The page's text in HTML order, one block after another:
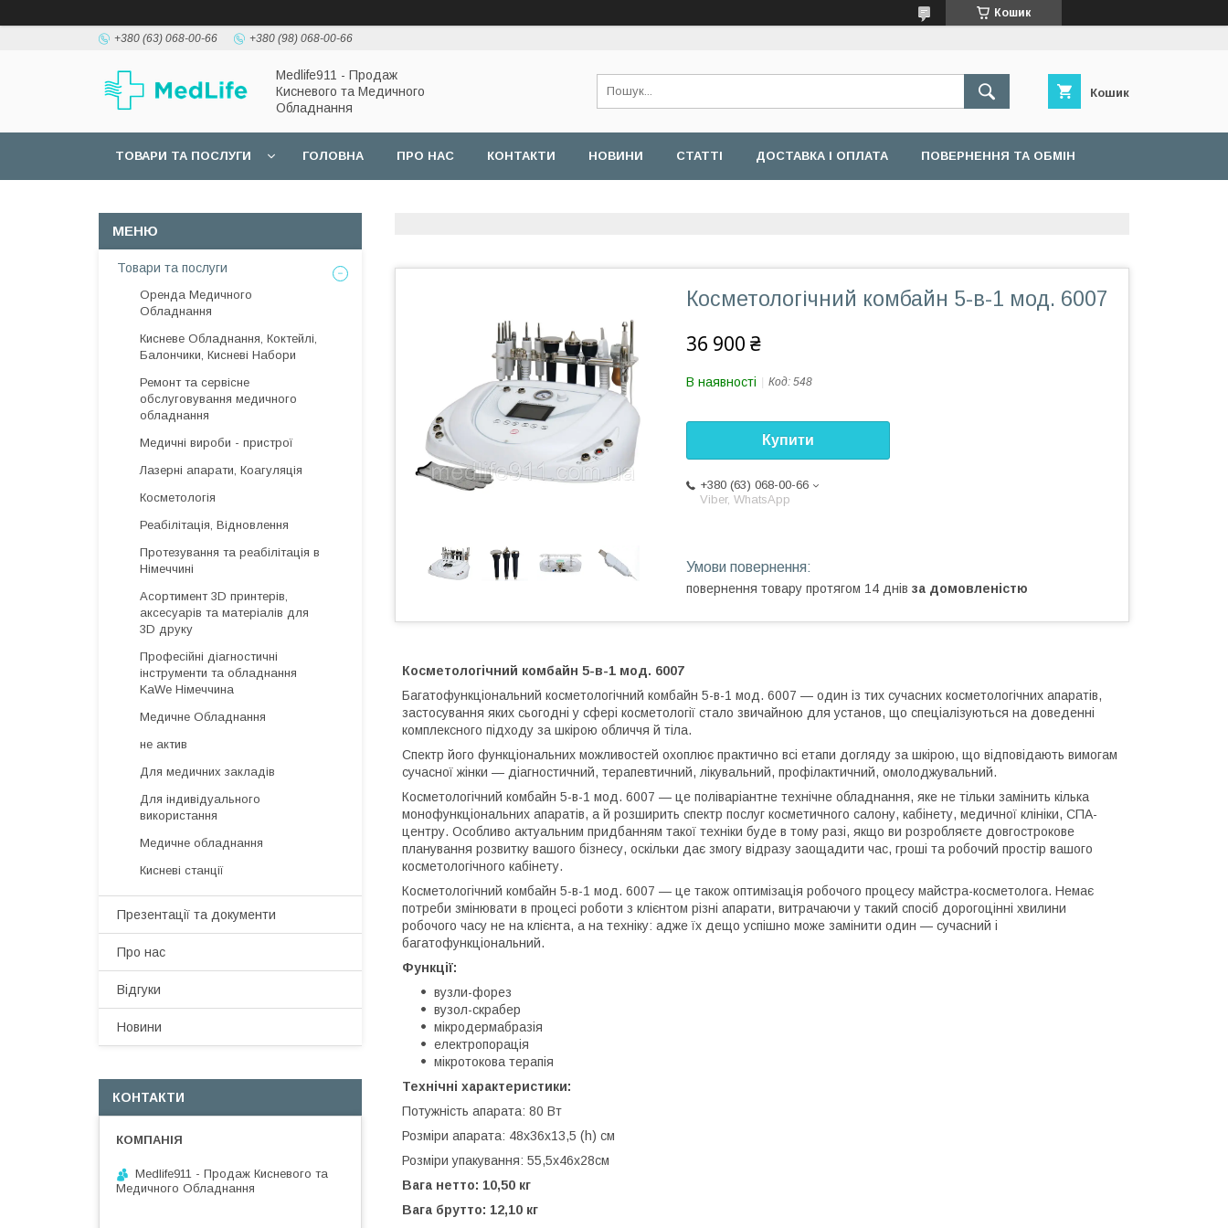
Кошик
+380 (63) 068-00-66 +380 (98) 068-00-66
Medlife911 - Продаж
Кисневого та Медичного
Обладнання
Кошик
ТОВАРИ ТА ПОСЛУГИ ГОЛОВНА ПРО НАС КОНТАКТИ НОВИНИ СТАТТІ ДОСТАВКА І ОПЛАТА ПОВЕРНЕННЯ ТА ОБМІН
Косметологічний комбайн 5-в-1 мод. 6007
36 900 ₴
В наявності Код: 548
Купити
+380 (63) 068-00-66
Viber, WhatsApp
повернення товару протягом 14 днів за домовленістю
Косметологічний комбайн 5-в-1 мод. 6007
Багатофункціональний косметологічний комбайн 5-в-1 мод. 6007 — один із тих сучасних косметологічних апаратів,
застосування яких сьогодні у сфері косметології стало звичайною для установ, що спеціалізуються на доведенні
комплексного підходу за шкірою обличчя й тіла.
Спектр його функціональних можливостей охоплює практично всі етапи догляду за шкірою, що відповідають вимогам
сучасної жінки — діагностичний, терапевтичний, лікувальний, профілактичний, омолоджувальний.
Косметологічний комбайн 5-в-1 мод. 6007 — це поліваріантне технічне обладнання, яке не тільки замінить кілька
монофункціональних апаратів, а й розширить спектр послуг косметичного салону, кабінету, медичної клініки, СПА-
центру. Особливо актуальним придбанням такої техніки буде в тому разі, якщо ви розробляєте довгострокове
планування розвитку вашого бізнесу, оскільки дає змогу відразу заощадити час, гроші та робочий простір вашого
косметологічного кабінету.
Косметологічний комбайн 5-в-1 мод. 6007 — це також оптимізація робочого процесу майстра-косметолога. Немає
потреби змінювати в процесі роботи з клієнтом різні апарати, витрачаючи у такий спосіб дорогоцінні хвилини
робочого часу не на клієнта, а на техніку: адже їх дещо успішно може замінити один — сучасний і
багатофункціональний.
Функції:
вузли-форез
вузол-скрабер
мікродермабразія
електропорація
мікротокова терапія
Технічні характеристики:
Потужність апарата: 80 Вт
Розміри апарата: 48х36х13,5 (h) см
Розміри упакування: 55,5х46х28см
Вага нетто: 10,50 кг
Вага брутто: 12,10 кг
Товари та послуги
Оренда Медичного
Обладнання
Кисневе Обладнання, Коктейлі,
Балончики, Кисневі Набори
Ремонт та сервісне
обслуговування медичного
обладнання
Медичні вироби - пристрої
Лазерні апарати, Коагуляція
Косметологія
Реабілітація, Відновлення
Протезування та реабілітація в
Німеччині
Асортимент 3D принтерів,
аксесуарів та матеріалів для
3D друку
Професійні діагностичні
інструменти та обладнання
KaWe Німеччина
Медичне Обладнання
не актив
Для медичних закладів
Для індивідуального
використання
Медичне обладнання
Кисневі станції
Презентації та документи
Про нас
Відгуки
Новини
КОНТАКТИ
Medlife911 - Продаж Кисневого та
Медичного Обладнання